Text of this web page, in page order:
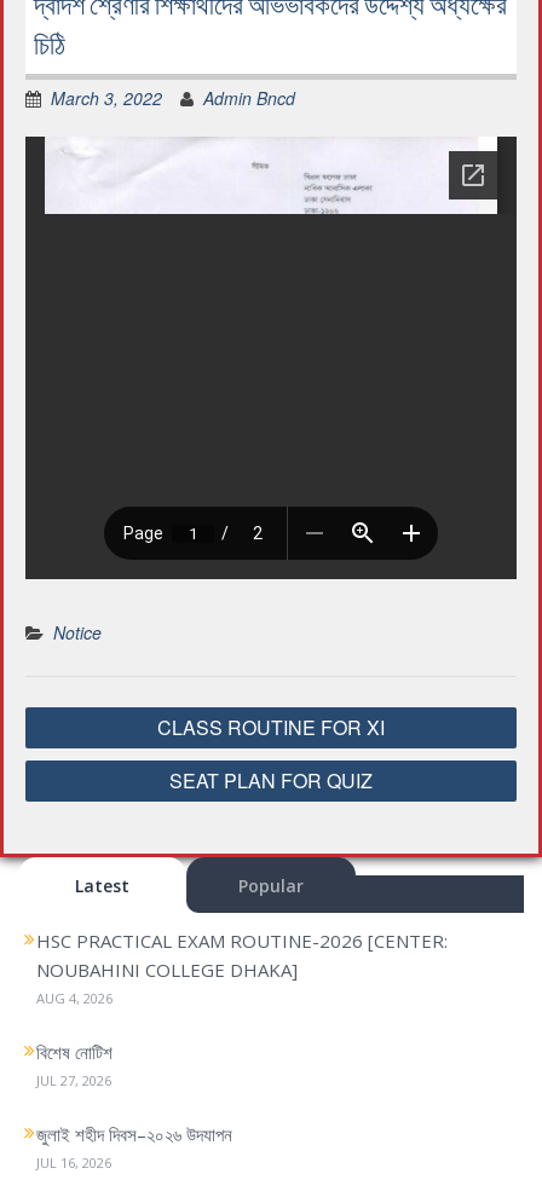
চিঠি
March 3, 2022 Admin Bncd
Notice
o
t
a
g
a
t
o
n
CLASS ROUTINE FOR XI
SEAT PLAN FOR QUIZ
Latest Popular
HSC PRACTICAL EXAM ROUTINE-2026 [CENTER:
NOUBAHINI COLLEGE DHAKA]
AUG 4, 2026
বিশেষ নোটিশ
JUL 27, 2026
জুলাই শহীদ দিবস–২০২৬ উদযাপন
JUL 16, 2026